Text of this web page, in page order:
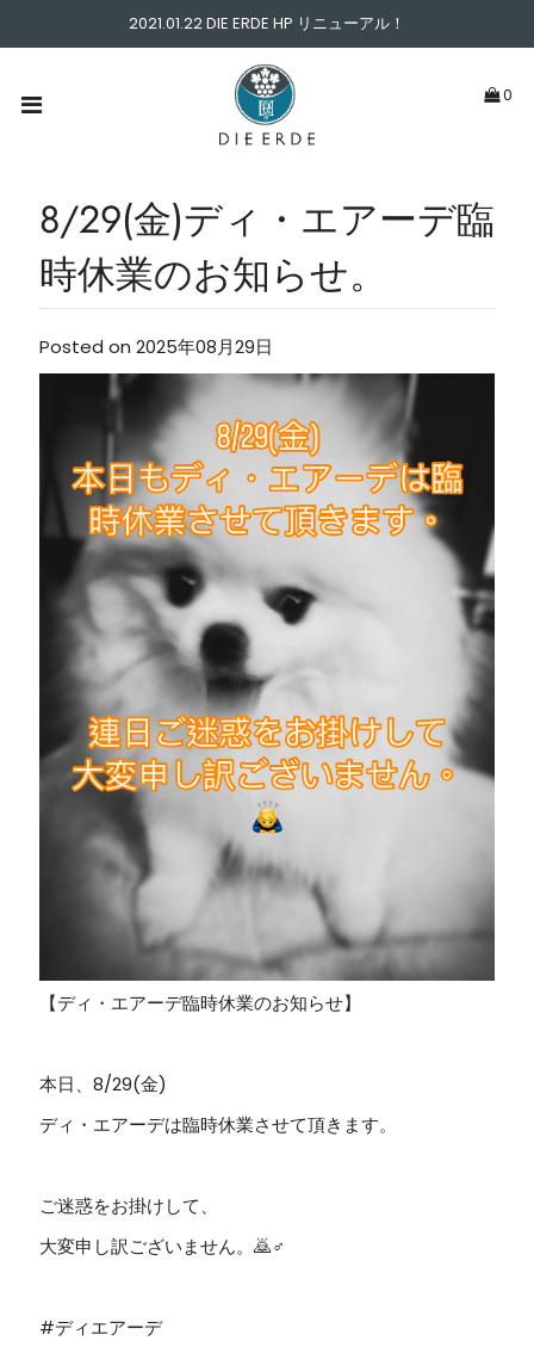
ABOUT
WINE TYPE
PRICE
NEWS & BLOG
CONTACT
2021.01.22 DIE ERDE HP リニューアル！
0
8/29(金)ディ・エアーデ臨
時休業のお知らせ。
Posted on 2025年08月29日
【ディ・エアーデ臨時休業のお知らせ】
本日、8/29(金)
ディ・エアーデは臨時休業させて頂きます。
ご迷惑をお掛けして、
大変申し訳ございません。🙇♂️
#ディエアーデ